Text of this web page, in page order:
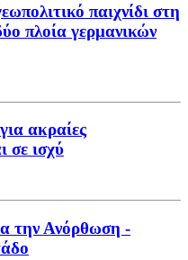
παιχνίδι στη
πλοία γερμανικών
ακραίες
σε ισχύ
την Ανόρθωση -